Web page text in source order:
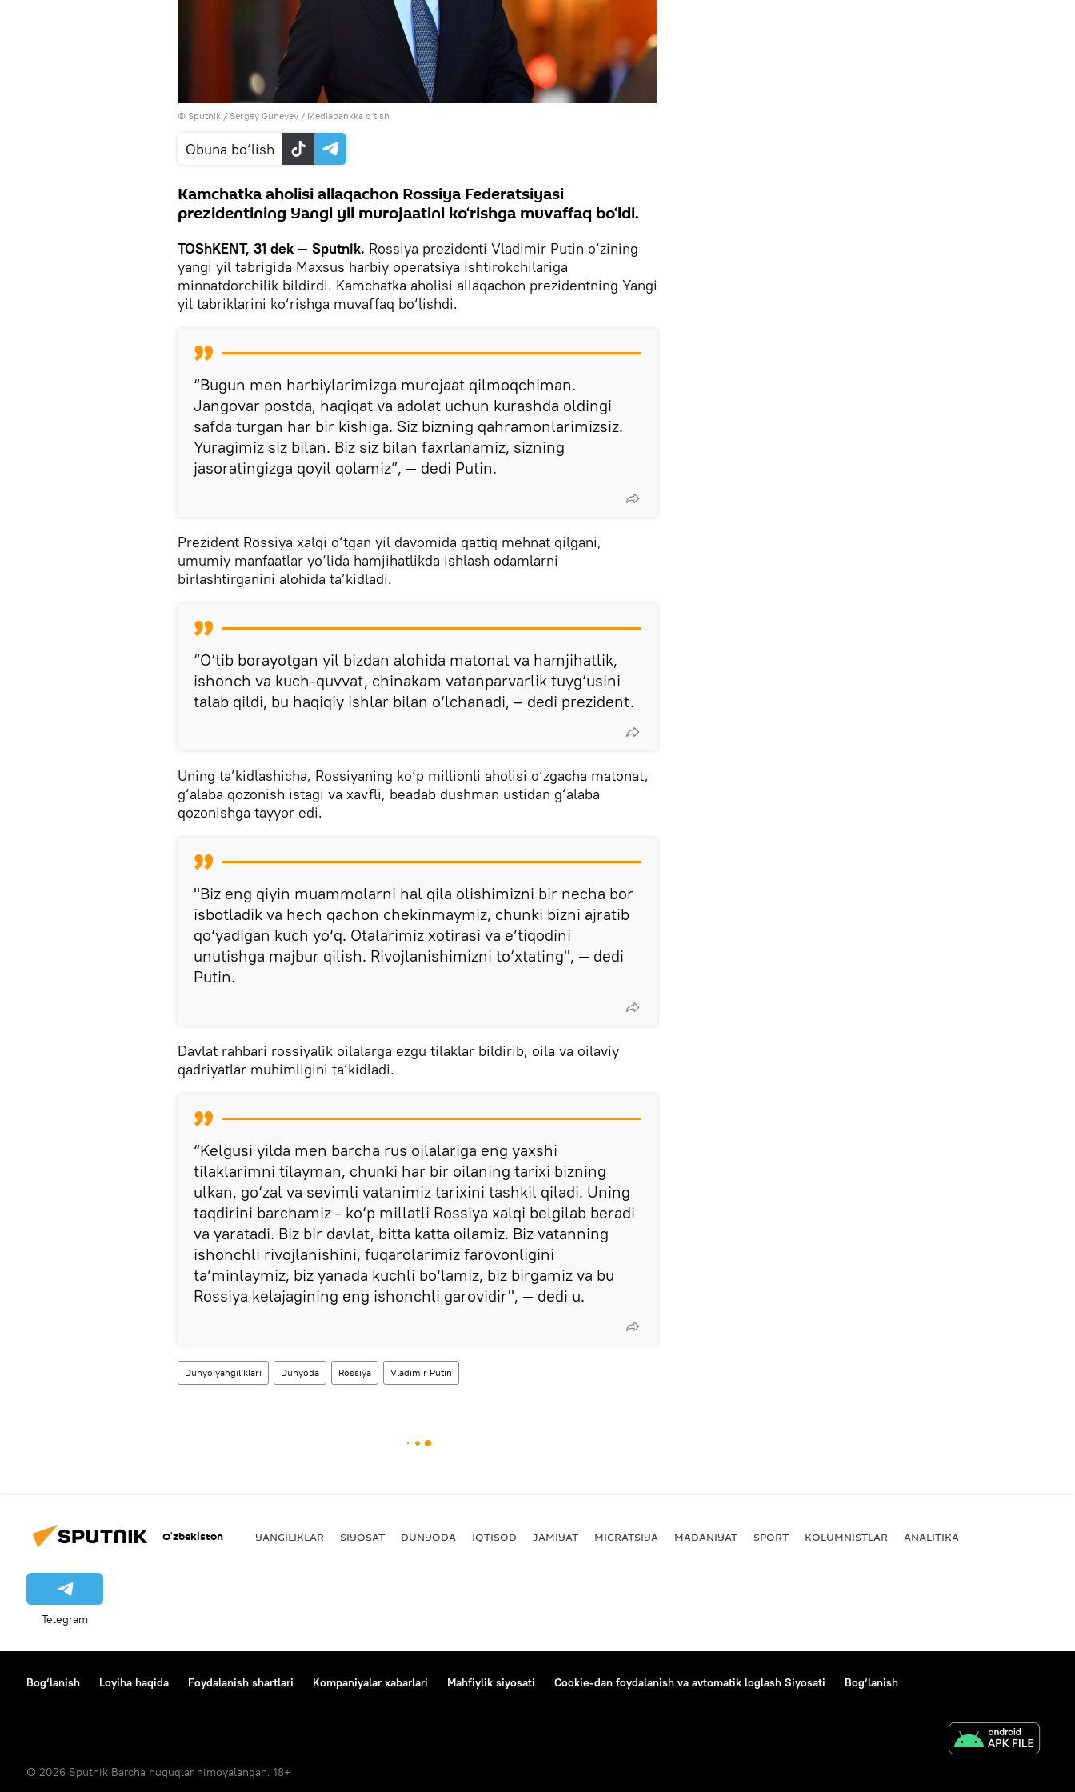
© Sputnik / Sergey Guneyev / Mediabankka o‘tish
Obuna bo‘lish
Kamchatka aholisi allaqachon Rossiya Federatsiyasi
prezidentining Yangi yil murojaatini ko‘rishga muvaffaq bo‘ldi.
TOShKENT, 31 dek — Sputnik. Rossiya prezidenti Vladimir Putin o‘zining
yangi yil tabrigida Maxsus harbiy operatsiya ishtirokchilariga
minnatdorchilik bildirdi. Kamchatka aholisi allaqachon prezidentning Yangi
yil tabriklarini ko‘rishga muvaffaq bo‘lishdi.
“Bugun men harbiylarimizga murojaat qilmoqchiman.
Jangovar postda, haqiqat va adolat uchun kurashda oldingi
safda turgan har bir kishiga. Siz bizning qahramonlarimizsiz.
Yuragimiz siz bilan. Biz siz bilan faxrlanamiz, sizning
jasoratingizga qoyil qolamiz”, — dedi Putin.
Prezident Rossiya xalqi o‘tgan yil davomida qattiq mehnat qilgani,
umumiy manfaatlar yo‘lida hamjihatlikda ishlash odamlarni
birlashtirganini alohida ta’kidladi.
“O‘tib borayotgan yil bizdan alohida matonat va hamjihatlik,
ishonch va kuch-quvvat, chinakam vatanparvarlik tuyg‘usini
talab qildi, bu haqiqiy ishlar bilan o‘lchanadi, – dedi prezident.
Uning ta’kidlashicha, Rossiyaning ko‘p millionli aholisi o‘zgacha matonat,
g‘alaba qozonish istagi va xavfli, beadab dushman ustidan g‘alaba
qozonishga tayyor edi.
"Biz eng qiyin muammolarni hal qila olishimizni bir necha bor
isbotladik va hech qachon chekinmaymiz, chunki bizni ajratib
qo‘yadigan kuch yo‘q. Otalarimiz xotirasi va e’tiqodini
unutishga majbur qilish. Rivojlanishimizni to‘xtating", — dedi
Putin.
Davlat rahbari rossiyalik oilalarga ezgu tilaklar bildirib, oila va oilaviy
qadriyatlar muhimligini ta’kidladi.
“Kelgusi yilda men barcha rus oilalariga eng yaxshi
tilaklarimni tilayman, chunki har bir oilaning tarixi bizning
ulkan, go‘zal va sevimli vatanimiz tarixini tashkil qiladi. Uning
taqdirini barchamiz - ko‘p millatli Rossiya xalqi belgilab beradi
va yaratadi. Biz bir davlat, bitta katta oilamiz. Biz vatanning
ishonchli rivojlanishini, fuqarolarimiz farovonligini
ta’minlaymiz, biz yanada kuchli bo‘lamiz, biz birgamiz va bu
Rossiya kelajagining eng ishonchli garovidir", — dedi u.
Dunyo yangiliklari Dunyoda Rossiya Vladimir Putin
O‘zbekiston YANGILIKLAR SIYOSAT DUNYODA IQTISOD JAMIYAT MIGRATSIYA MADANIYAT SPORT KOLUMNISTLAR ANALITIKA
Telegram
Bog‘lanish Loyiha haqida Foydalanish shartlari Kompaniyalar xabarlari Mahfiylik siyosati Cookie-dan foydalanish va avtomatik loglash Siyosati Bog‘lanish
© 2026 Sputnik Barcha huquqlar himoyalangan. 18+